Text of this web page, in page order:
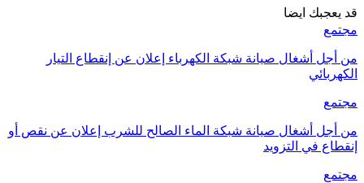
قد يعجبك ايضا
مجتمع
من أجل أشغال صيانة شبكة الكهرباء إعلان عن إنقطاع التيار
الكهربائي
مجتمع
من أجل أشغال صيانة شبكة الماء الصالح للشرب إعلان عن نقص أو
إنقطاع في التزويد
مجتمع